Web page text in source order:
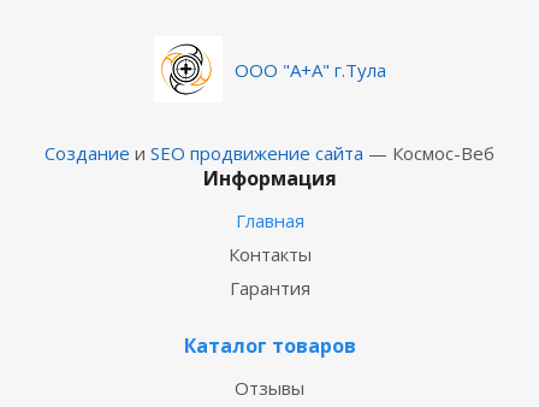
ООО "А+А" г.Тула
Создание и SEO продвижение сайта — Космос-Веб
Информация
Главная
Контакты
Гарантия
Каталог товаров
Отзывы